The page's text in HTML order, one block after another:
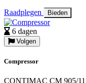
Raadplegen Bieden
6 dagen
Volgen
Compressor
CONTIMAC CM 905/